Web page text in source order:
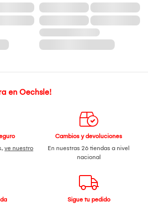
en Oechsle!
ve nuestro
Cambios y devoluciones
En nuestras 26 tiendas a nivel
nacional
Sigue tu pedido